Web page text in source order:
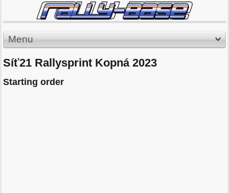
Menu
Síť21 Rallysprint Kopná 2023
Starting order